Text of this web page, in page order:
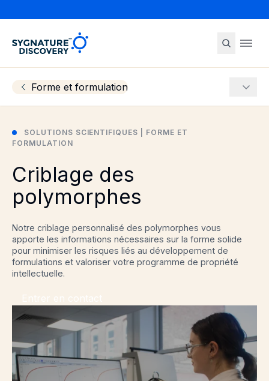
Sygnature
Forme et formulation
More
SOLUTIONS SCIENTIFIQUES | FORME ET
FORMULATION
Criblage des
polymorphes
Notre criblage personnalisé des polymorphes vous
apporte les informations nécessaires sur la forme solide
pour minimiser les risques liés au développement de
formulations et valoriser votre programme de propriété
intellectuelle.